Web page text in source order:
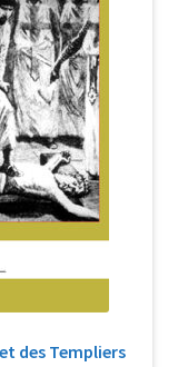
des Templiers